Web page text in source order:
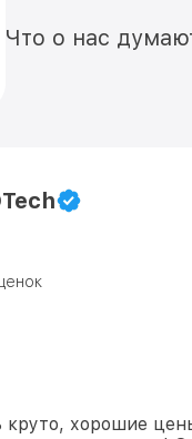
Что о нас
круто, хорошие